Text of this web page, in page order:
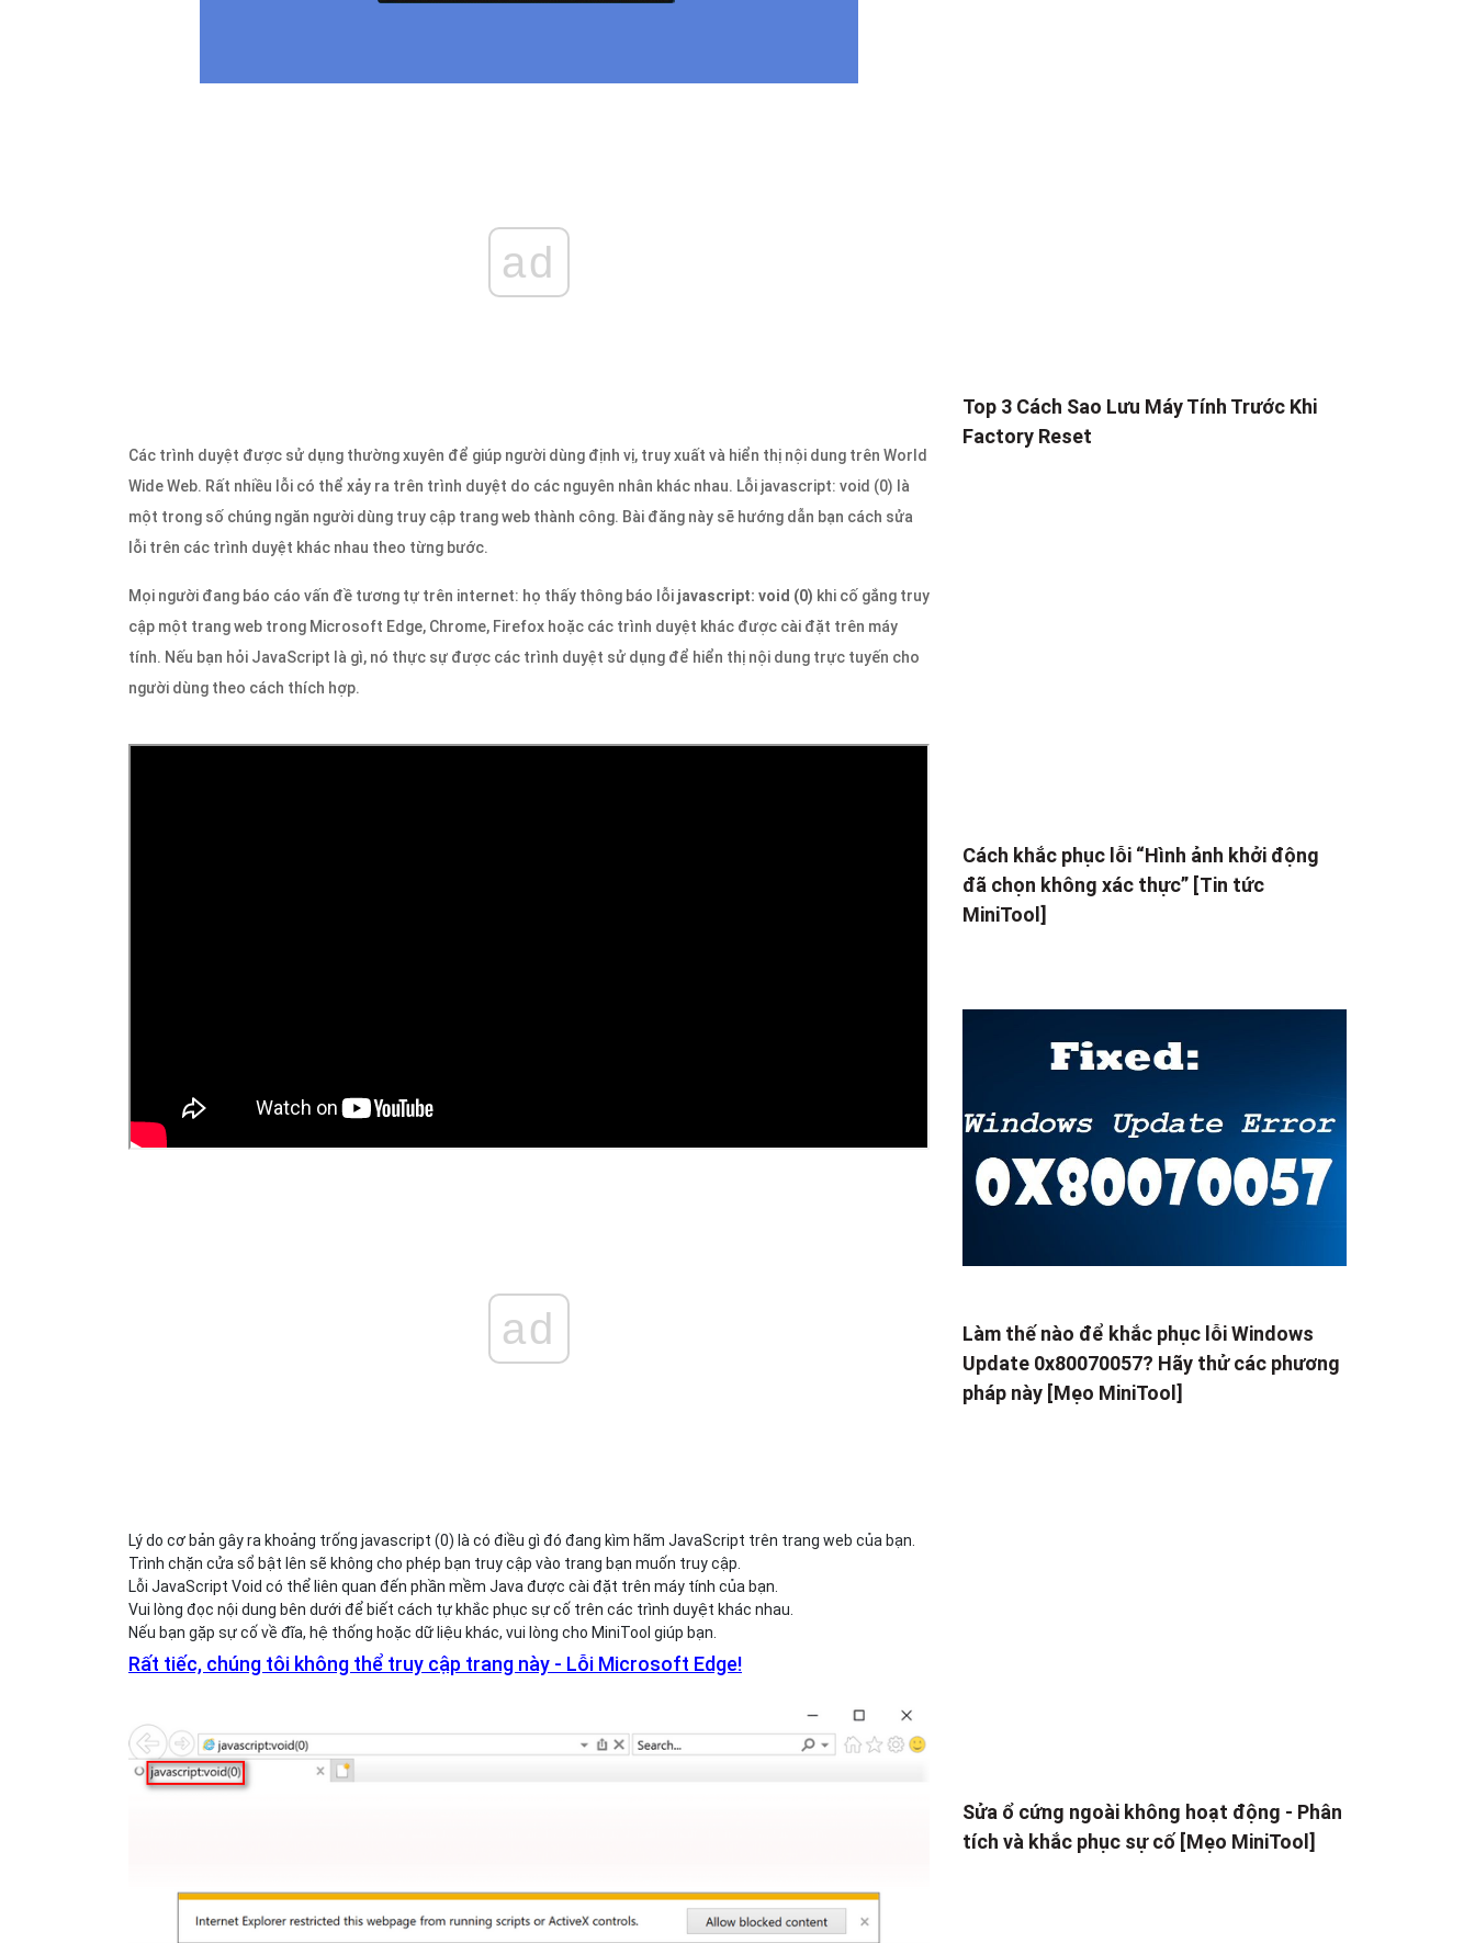
ad
Các trình duyệt được sử dụng thường xuyên để giúp người dùng định vị, truy xuất và hiển thị nội dung trên World
Wide Web. Rất nhiều lỗi có thể xảy ra trên trình duyệt do các nguyên nhân khác nhau. Lỗi javascript: void (0) là
một trong số chúng ngăn người dùng truy cập trang web thành công. Bài đăng này sẽ hướng dẫn bạn cách sửa
lỗi trên các trình duyệt khác nhau theo từng bước.
Mọi người đang báo cáo vấn đề tương tự trên internet: họ thấy thông báo lỗi javascript: void (0) khi cố gắng truy
cập một trang web trong Microsoft Edge, Chrome, Firefox hoặc các trình duyệt khác được cài đặt trên máy
tính. Nếu bạn hỏi JavaScript là gì, nó thực sự được các trình duyệt sử dụng để hiển thị nội dung trực tuyến cho
người dùng theo cách thích hợp.
ad
Lý do cơ bản gây ra khoảng trống javascript (0) là có điều gì đó đang kìm hãm JavaScript trên trang web của bạn.
Trình chặn cửa sổ bật lên sẽ không cho phép bạn truy cập vào trang bạn muốn truy cập.
Lỗi JavaScript Void có thể liên quan đến phần mềm Java được cài đặt trên máy tính của bạn.
Vui lòng đọc nội dung bên dưới để biết cách tự khắc phục sự cố trên các trình duyệt khác nhau.
Nếu bạn gặp sự cố về đĩa, hệ thống hoặc dữ liệu khác, vui lòng cho MiniTool giúp bạn.
Rất tiếc, chúng tôi không thể truy cập trang này - Lỗi Microsoft Edge!
Top 3 Cách Sao Lưu Máy Tính Trước Khi
Factory Reset
Cách khắc phục lỗi “Hình ảnh khởi động
đã chọn không xác thực” [Tin tức
MiniTool]
Làm thế nào để khắc phục lỗi Windows
Update 0x80070057? Hãy thử các phương
pháp này [Mẹo MiniTool]
Sửa ổ cứng ngoài không hoạt động - Phân
tích và khắc phục sự cố [Mẹo MiniTool]